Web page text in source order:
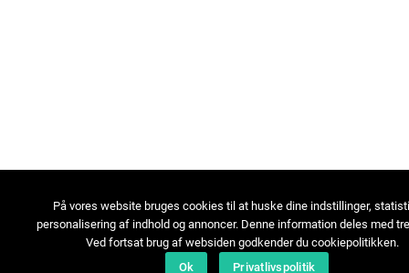
På vores website bruges cookies til at huske dine indstillinger,
personalisering af indhold og annoncer. Denne information deles med
Ved fortsat brug af websiden godkender du cookiepolitikken.
Ok
Privatlivspolitik